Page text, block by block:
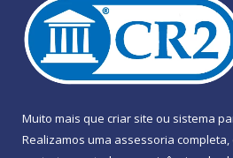
Muito mais que criar site ou sistema
Realizamos uma assessoria